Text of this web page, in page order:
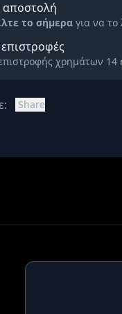
αποστολή
το σήμερα για να το
χρημάτων 14
Share